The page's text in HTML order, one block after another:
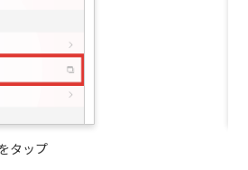
タップ